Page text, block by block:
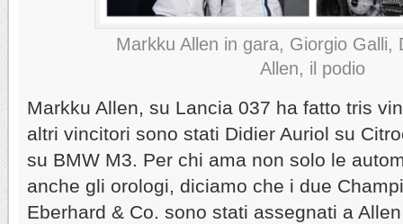
Markku Allen in gara, Giorgio Galli,
Allen, il podio
Markku Allen, su Lancia 037 ha fatto tris
altri vincitori sono stati Didier Auriol su
su BMW M3. Per chi ama non solo le
anche gli orologi, diciamo che i due
Eberhard & Co. sono stati assegnati a